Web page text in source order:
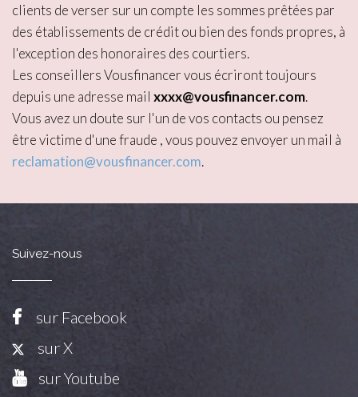
clients de verser sur un compte les sommes prêtées par
des établissements de crédit ou bien des fonds propres, à
l'exception des honoraires des courtiers.
Les conseillers Vousfinancer vous écriront toujours
depuis une adresse mail xxxx@vousfinancer.com.
Vous avez un doute sur l'un de vos contacts ou pensez
être victime d'une fraude , vous pouvez envoyer un mail à
reclamation@vousfinancer.com.
Suivez-nous
sur Facebook
sur X
sur Youtube